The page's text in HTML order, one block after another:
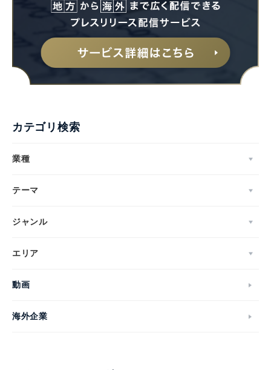
カテゴリ検索
業種
テーマ
ジャンル
エリア
動画
海外企業